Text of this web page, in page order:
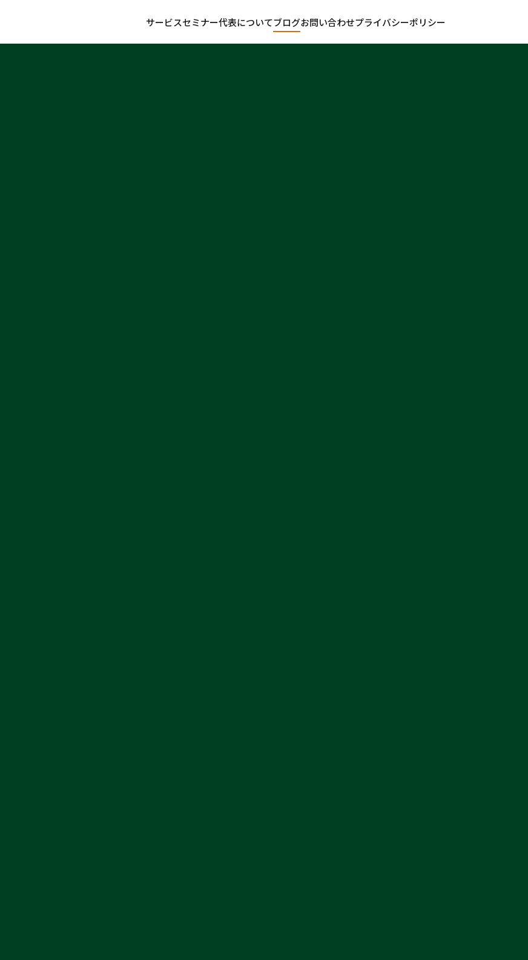
サービスセミナー代表についてブログお問い合わせプライバシーポリシー